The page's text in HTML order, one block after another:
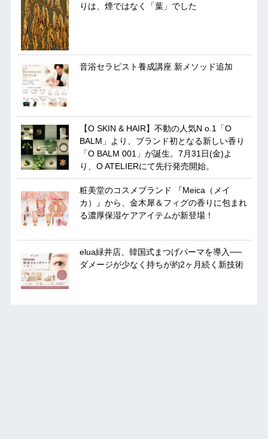
りは、煙ではなく「葉」でした
音浴セラピスト養成講座 新メソッド追加
【O SKIN & HAIR】不動の人気N o.1「O
BALM」より、ブランド初となる新しい香り
「O BALM 001」が誕生。7月31日(金)よ
り、O ATELIERにて先行発売開始。
粧美堂のコスメブランド 『Meica（メイ
カ）』から、金木犀＆フィグの香りに包まれ
る濃厚保湿ケアアイテムが新登場！
elua緑井店、韓国式まつげパーマを導入──
ダメージが少なく持ちが約2ヶ月続く新技術